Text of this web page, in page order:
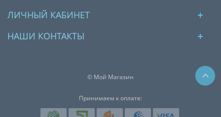
ЛИЧНЫЙ КАБИНЕТ
НАШИ КОНТАКТЫ
© Мой Магазин
Принимаем к оплате: